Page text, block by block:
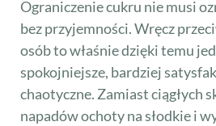
Ograniczenie cukru nie musi
bez przyjemności. Wręcz
osób to właśnie dzięki temu
spokojniejsze, bardziej
chaotyczne. Zamiast ciągłych
napadów ochoty na słodkie i